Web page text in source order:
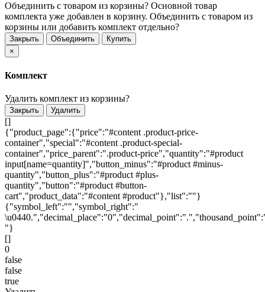
Объединить с товаром из корзины? Основной товар
комплекта уже добавлен в корзину. Объединить с товаром из
корзины или добавить комплект отдельно?
Закрыть Объединить
Купить
×
Комплект
Удалить комплект из корзины?
Закрыть Удалить
[]
{"product_page":{"price":"#content .product-price-
container","special":"#content .product-special-
container","price_parent":".product-price","quantity":"#product
input[name=quantity]","button_minus":"#product #minus-
quantity","button_plus":"#product #plus-
quantity","button":"#product #button-
cart","product_data":"#content #product"},"list":""}
{"symbol_left":"","symbol_right":"
"}
[]
0
false
false
true